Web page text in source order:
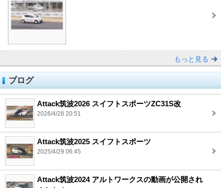
もっと見る
ブログ
Attack筑波2026 スイフトスポーツZC31S改
2026/4/28 20:51
Attack筑波2025 スイフトスポーツ
2025/4/29 06:45
Attack筑波2024 アルトワークスの動画が公開され